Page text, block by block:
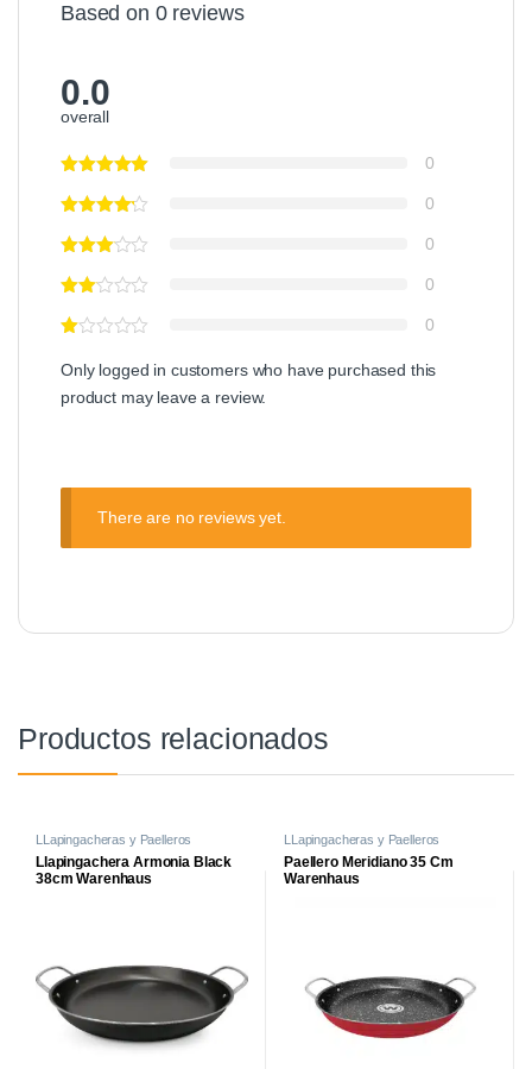
Based on 0 reviews
0.0
overall
0
0
0
0
0
Only logged in customers who have purchased this
product may leave a review.
There are no reviews yet.
Productos relacionados
LLapingacheras y Paelleros
Llapingachera Armonia Black
38cm Warenhaus
LLapingacheras y Paelleros
Paellero Meridiano 35 Cm
Warenhaus